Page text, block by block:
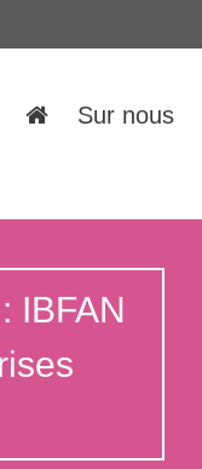
Sur nous
IBFAN